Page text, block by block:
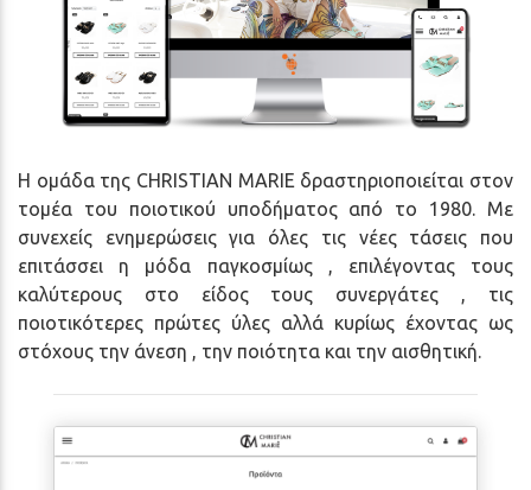
Η ομάδα της CHRISTIAN MARIE δραστηριοποιείται στον
τομέα του ποιοτικού υποδήματος από το 1980. Με
συνεχείς ενημερώσεις για όλες τις νέες τάσεις που
επιτάσσει η μόδα παγκοσμίως , επιλέγοντας τους
καλύτερους στο είδος τους συνεργάτες , τις
ποιοτικότερες πρώτες ύλες αλλά κυρίως έχοντας ως
στόχους την άνεση , την ποιότητα και την αισθητική.